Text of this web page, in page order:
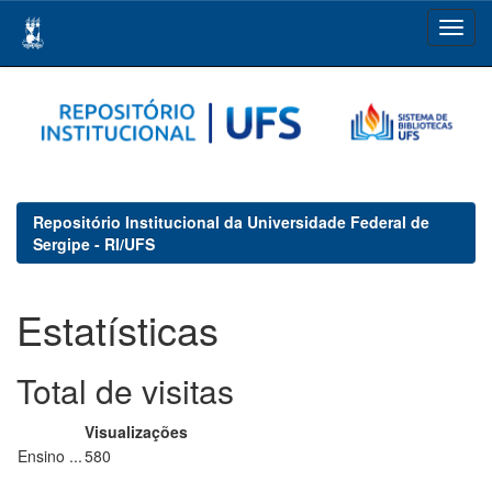
navigation
Repositório Institucional da Universidade Federal de
Sergipe - RI/UFS
Estatísticas
Total de visitas
Visualizações
Ensino ...580